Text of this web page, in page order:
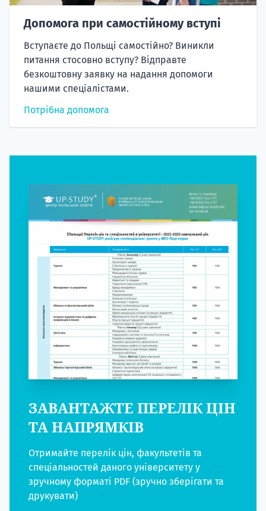
Допомога при самостійному вступі
Вступаєте до Польщі самостійно? Виникли
питання стосовно вступу? Відправте
безкоштовну заявку на надання допомоги
нашими спеціалістами.
Потрібна допомога
ЗАВАНТАЖТЕ ПЕРЕЛІК ЦІН
ТА НАПРЯМКІВ
Отримайте перелік цін, факультетів та
спеціальностей даного університету у
зручному форматі PDF (зручно зберігати та
друкувати)